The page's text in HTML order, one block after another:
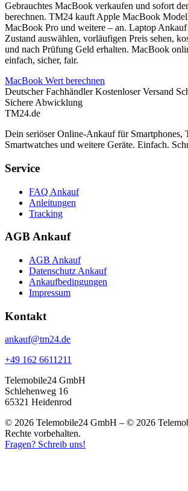
Gebrauchtes MacBook verkaufen und sofort
berechnen. TM24 kauft Apple MacBook
MacBook Pro und weitere – an. Laptop
Zustand auswählen, vorläufigen Preis sehen,
und nach Prüfung Geld erhalten. MacBook
einfach, sicher, fair.
MacBook Wert berechnen
Deutscher Fachhändler Kostenloser Versand
Sichere Abwicklung
TM24.de
Dein seriöser Online-Ankauf für Smartphones,
Smartwatches und weitere Geräte. Einfach.
Service
FAQ Ankauf
Anleitungen
Tracking
AGB Ankauf
AGB Ankauf
Datenschutz Ankauf
Ankaufbedingungen
Impressum
Kontakt
ankauf@tm24.de
+49 162 6611211
Telemobile24 GmbH
Schlehenweg 16
65321 Heidenrod
© 2026 Telemobile24 GmbH – © 2026
Rechte vorbehalten.
Fragen? Schreib uns!